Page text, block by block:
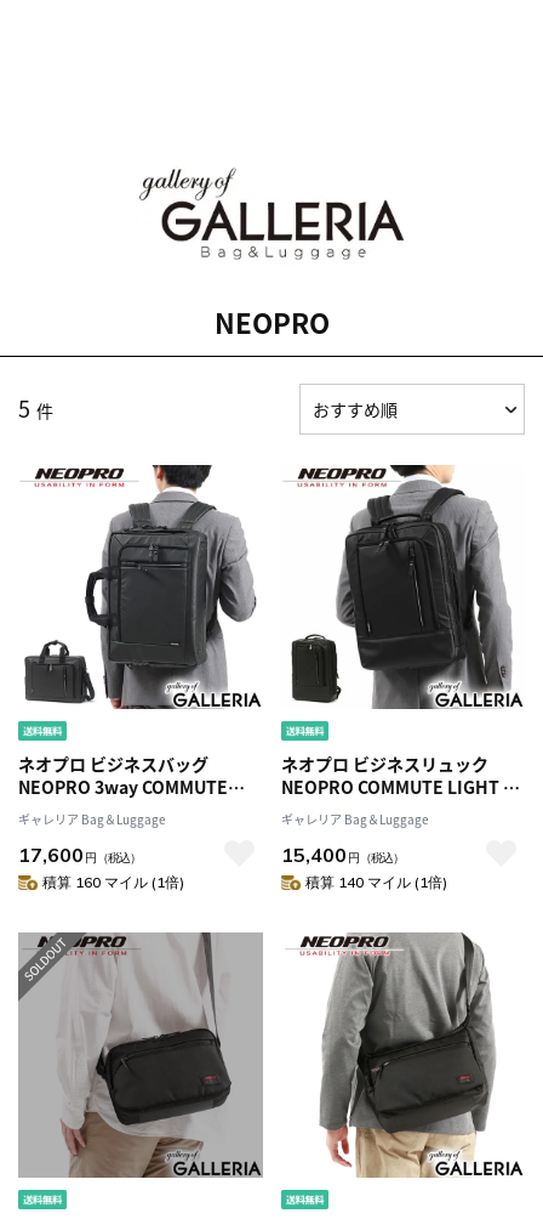
NEOPRO
5 件
ネオプロ ビジネスバッグ
NEOPRO 3way COMMUTE
LIGHT 3wayブリーフ ブリーフ
ケース リュック ショルダー B4
A4 大きめ 軽量 PC収納 ビジネス
通勤 ナイロン メンズ レディー
ギャレリア Bag＆Luggage
17,600 円 （税込）
積算 160 マイル (1倍)
ネオプロ ビジネスリュック
NEOPRO COMMUTE LIGHT ビ
ズリュック ビジネスバッグ バ
ックパック A4 軽量 ノートPC ビ
ジネス 通勤 防滴 ナイロン メン
ズ レディース 2-762
ギャレリア Bag＆Luggage
15,400 円 （税込）
積算 140 マイル (1倍)